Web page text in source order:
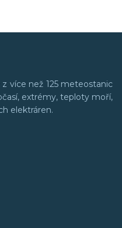
více než 125 meteostanic
extrémy, teploty moří,
elektráren.